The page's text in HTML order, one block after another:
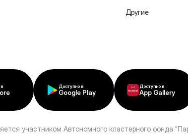
Другие
Доступно в
Google Play
Доступно в
App Gallery
участником Автономного кластерного фонда